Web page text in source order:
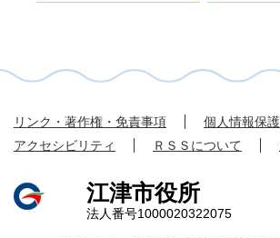
リンク・著作権・免責事項
個人情報保護
アクセシビリティ
ＲＳＳについて
江津市役所
法人番号1000020322075